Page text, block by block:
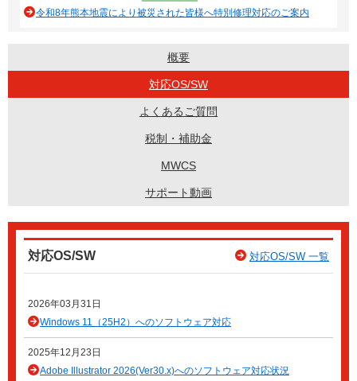
令和8年熊本地震により被災された皆様へ特別修理対応のご案内
概要
対応OS/SW
よくあるご質問
税制・補助金
MWCS
サポート動画
対応OS/SW 一覧
対応OS/SW
2026年03月31日
Windows 11（25H2）へのソフトウェア対応
2025年12月23日
Adobe Illustrator 2026(Ver30.x)へのソフトウェア対応状況